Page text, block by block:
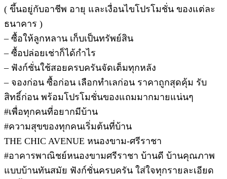
( ขึ้นอยู่กับอาชีพ อายุ และเงื่อนไขโปรโมชั่น ของแต่ละ
ธนาคาร )
– ซื้อให้ลูกหลาน เก็บเป็นทรัพย์สิน
– ซื้อปล่อยเช่าก็ได้กำไร
– ฟังก์ชั่นใช้สอยครบครันจัดเต็มทุกหลัง
– จองก่อน ซื้อก่อน เลือกทำเลก่อน ราคาถูกสุดคุ้ม รับ
สิทธิ์ก่อน พร้อมโปรโมชั่นของแถมมากมายแน่นๆ
#เพื่อทุกคนที่อยากมีบ้าน
#ความสุขของทุกคนเริ่มต้นที่บ้าน
THE CHIC AVENUE หนองขาม-ศรีราชา
#อาคารพาณิชย์หนองขามศรีราชา บ้านดี บ้านคุณภาพ
แบบบ้านทันสมัย ฟังก์ชั่นครบครัน ใส่ใจทุกรายละเอียด